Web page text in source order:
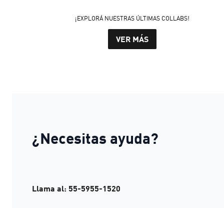
¡EXPLORÁ NUESTRAS ÚLTIMAS COLLABS!
VER MÁS
¿Necesitas ayuda?
Llama al: 55-5955-1520